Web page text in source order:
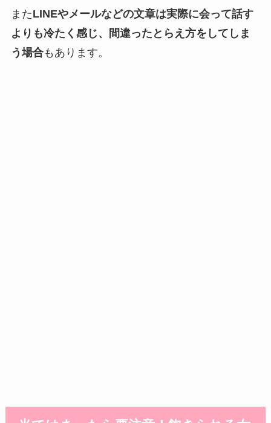
またLINEやメールなどの文章は実際に会って話す
よりも冷たく感じ、間違ったとらえ方をしてしま
う場合もあります。